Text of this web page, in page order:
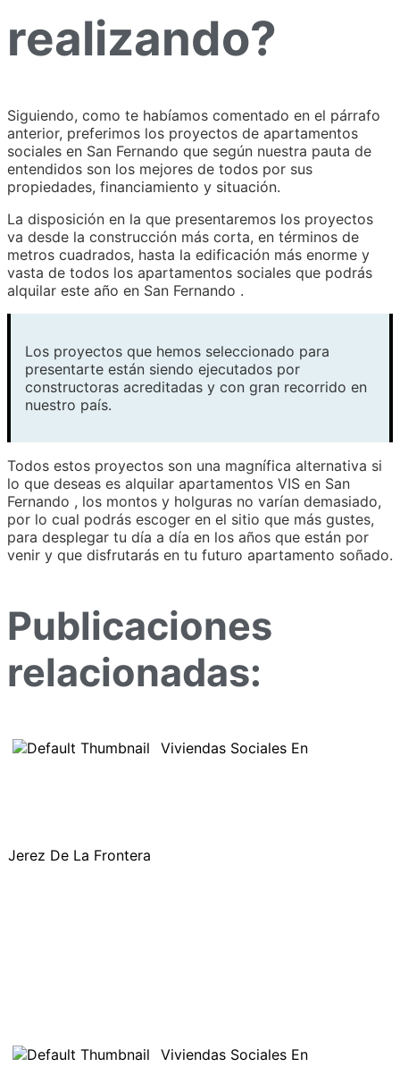
realizando?
Siguiendo, como te habíamos comentado en el párrafo
anterior, preferimos los proyectos de apartamentos
sociales en San Fernando que según nuestra pauta de
entendidos son los mejores de todos por sus
propiedades, financiamiento y situación.
La disposición en la que presentaremos los proyectos
va desde la construcción más corta, en términos de
metros cuadrados, hasta la edificación más enorme y
vasta de todos los apartamentos sociales que podrás
alquilar este año en San Fernando .
Los proyectos que hemos seleccionado para
presentarte están siendo ejecutados por
constructoras acreditadas y con gran recorrido en
nuestro país.
Todos estos proyectos son una magnífica alternativa si
lo que deseas es alquilar apartamentos VIS en San
Fernando , los montos y holguras no varían demasiado,
por lo cual podrás escoger en el sitio que más gustes,
para desplegar tu día a día en los años que están por
venir y que disfrutarás en tu futuro apartamento soñado.
Publicaciones
relacionadas:
Viviendas Sociales En
Jerez De La Frontera
Viviendas Sociales En